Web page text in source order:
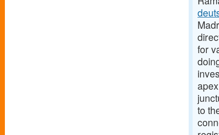
for
to